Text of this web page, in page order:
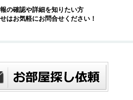
の確認や詳細を知りたい方
はお気軽にお問合せください！